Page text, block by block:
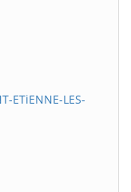
ETiENNE-LES-